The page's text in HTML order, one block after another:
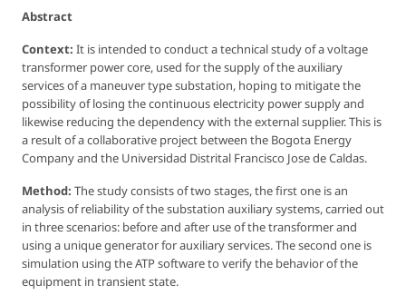
Abstract
Context: It is intended to conduct a technical study of a voltage
transformer power core, used for the supply of the auxiliary
services of a maneuver type substation, hoping to mitigate the
possibility of losing the continuous electricity power supply and
likewise reducing the dependency with the external supplier. This is
a result of a collaborative project between the Bogota Energy
Company and the Universidad Distrital Francisco Jose de Caldas.
Method: The study consists of two stages, the first one is an
analysis of reliability of the substation auxiliary systems, carried out
in three scenarios: before and after use of the transformer and
using a unique generator for auxiliary services. The second one is
simulation using the ATP software to verify the behavior of the
equipment in transient state.